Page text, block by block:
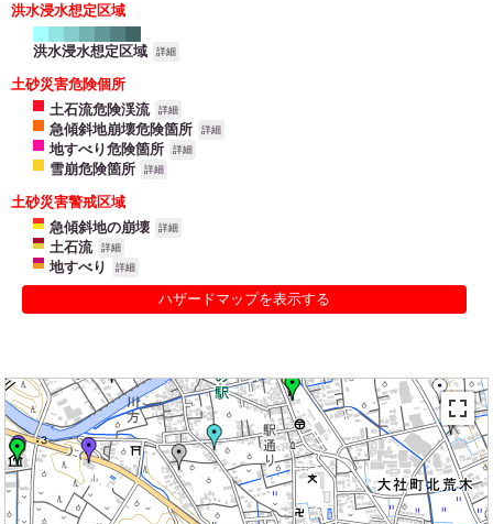
洪水浸水想定区域
洪水浸水想定区域 詳細
土砂災害危険個所
土石流危険渓流
詳細
急傾斜地崩壊危険箇所 詳細
地すべり危険箇所 詳細
雪崩危険箇所 詳細
土砂災害警戒区域
急傾斜地の崩壊
詳細
土石流 詳細
地すべり 詳細
ハザードマップを表示する